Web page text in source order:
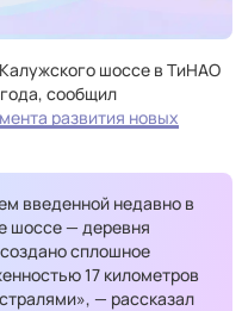
шоссе в ТиНАО
сообщил
развития новых
введенной недавно в
шоссе — деревня
сплошное
17 километров
— рассказал